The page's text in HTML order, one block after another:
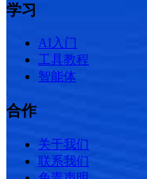
学习
AI入门
工具教程
智能体
合作
关于我们
联系我们